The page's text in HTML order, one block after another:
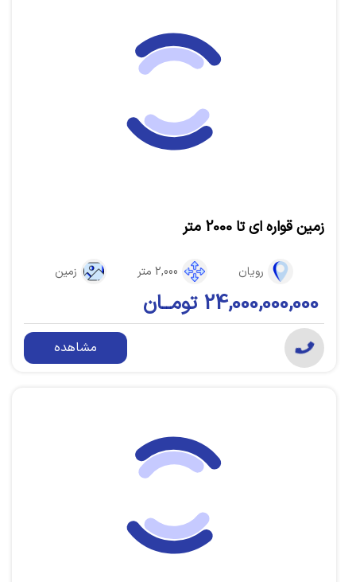
زمین قواره ای تا 2000 متر
رویان 2,000 متر زمین
24,000,000,000 تومــان
مشاهده